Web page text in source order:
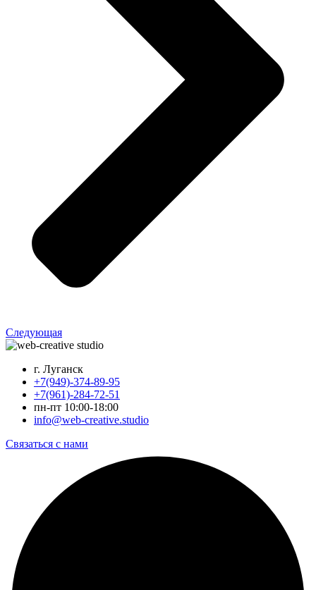
Следующая
г. Луганск
+7(949)-374-89-95
+7(961)-284-72-51
пн-пт 10:00-18:00
info@web-creative.studio
Связаться с нами